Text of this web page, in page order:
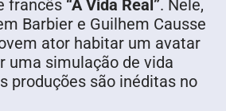
francês “A Vida Real”. Nele,
Barbier e Guilhem Causse
ator habitar um avatar
uma simulação de vida
produções são inéditas no